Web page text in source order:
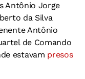
Antônio Jorge
da Silva
Antônio
de Comando
estavam presos